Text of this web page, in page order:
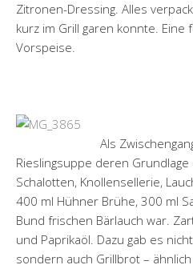
Zitronen-Dressing. Alles
kurz im Grill garen konnte. Eine
Vorspeise.
Als
Rieslingsuppe deren
Schalotten, Knollensellerie,
400 ml Hühner Brühe, 300 ml
Bund frischen Bärlauch war.
und Paprikaöl. Dazu gab es
sondern auch Grillbrot –